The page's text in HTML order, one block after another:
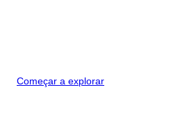
Começar a explorar